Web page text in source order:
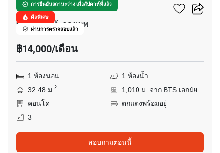
การยืนยันสถานะว่าง เมื่อสัปดาห์ที่แล้ว
ดีลพิเศษ
ผ่านการตรวจสอบแล้ว
เมโทรลักซ์ พระราม 4
พระโขนงใต้, กรุงเทพ
฿14,000/เดือน
1 ห้องนอน
1 ห้องน้ำ
32.48 ม.2
1,010 ม. จาก BTS เอกมัย
คอนโด
ตกแต่งพร้อมอยู่
3
สอบถามตอนนี้